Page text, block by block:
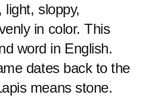
sloppy,
in color. This
word in English.
dates back to the
means stone.